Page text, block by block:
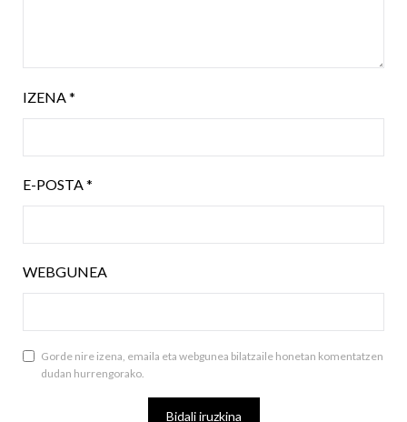
IZENA*
E-POSTA*
WEBGUNEA
Gorde nire izena, emaila eta webgunea bilatzaile honetan komentatzen
dudan hurrengorako.